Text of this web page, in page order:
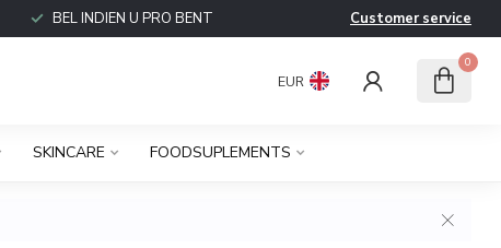
BEL INDIEN U PRO BENT Customer service
EUR
0
SKINCARE FOODSUPLEMENTS